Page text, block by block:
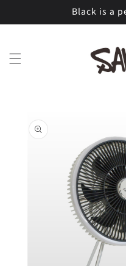
進む
Black is a
報にス
キップ